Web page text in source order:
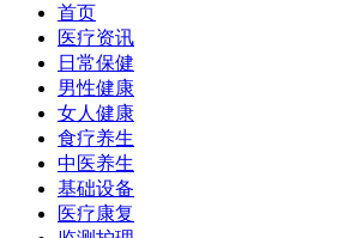
首页
医疗资讯
日常保健
男性健康
女人健康
食疗养生
中医养生
基础设备
医疗康复